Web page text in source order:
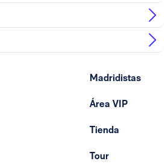
Madridistas
Área VIP
Tienda
Tour